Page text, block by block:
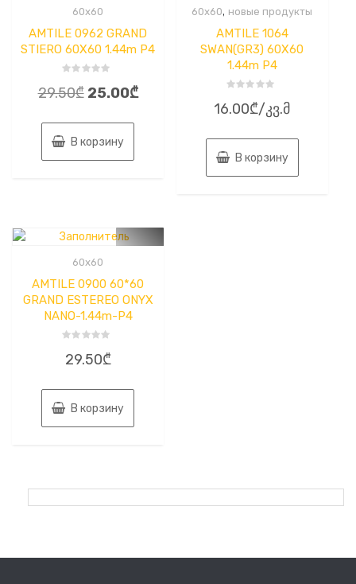
60x60
AMTILE 0962 GRAND
STIERO 60X60 1.44m P4
0
29.50₾ Первоначальная
составляла
29.50₾.
25.00₾Текущая
В корзину
60x60, новые продукты
AMTILE 1064
SWAN(GR3) 60X60
1.44m P4
0
16.00₾/კვ.მ
В корзину
60x60
AMTILE 0900 60*60
GRAND ESTEREO ONYX
NANO-1.44m-P4
029.50₾
В корзину